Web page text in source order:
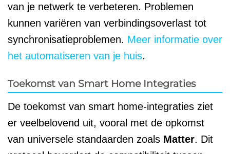
van je netwerk te verbeteren. Problemen
kunnen variëren van verbindingsoverlast tot
synchronisatieproblemen. Meer informatie over
het automatiseren van je huis.
Toekomst van Smart Home Integraties
De toekomst van smart home-integraties ziet
er veelbelovend uit, vooral met de opkomst
van universele standaarden zoals Matter. Dit